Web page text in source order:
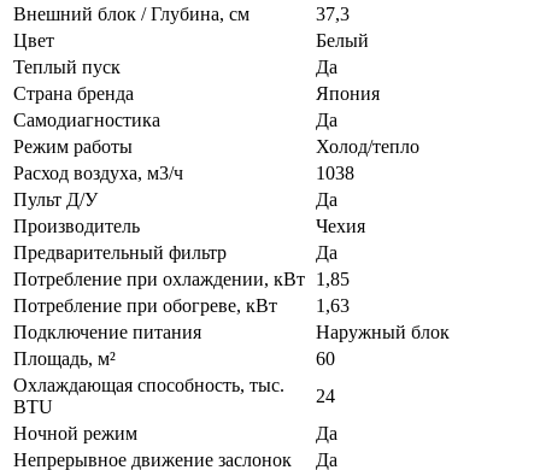
Внешний блок / Глубина, см
37,3
Цвет
Белый
Теплый пуск
Да
Страна бренда
Япония
Самодиагностика
Да
Режим работы
Холод/тепло
Расход воздуха, м3/ч
1038
Пульт Д/У
Да
Производитель
Чехия
Предварительный фильтр
Да
Потребление при охлаждении, кВт 1,85
Потребление при обогреве, кВт
1,63
Подключение питания
Наружный блок
Площадь, м²
60
Охлаждающая способность, тыс.
BTU
24
Ночной режим
Да
Непрерывное движение заслонок
Да